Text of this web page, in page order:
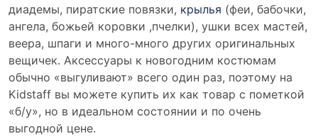
диадемы, пиратские повязки, крылья (феи, бабочки,
ангела, божьей коровки ,пчелки), ушки всех мастей,
веера, шпаги и много-много других оригинальных
вещичек. Аксессуары к новогодним костюмам
обычно «выгуливают» всего один раз, поэтому на
Kidstaff вы можете купить их как товар с пометкой
«б/у», но в идеальном состоянии и по очень
выгодной цене.